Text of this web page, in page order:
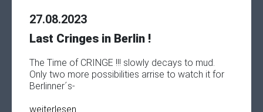
27.08.2023
Last Cringes in Berlin !
The Time of CRINGE !!! slowly decays to mud.
Only two more possibilities arrise to watch it for
Berlinner´s-
weiterlesen